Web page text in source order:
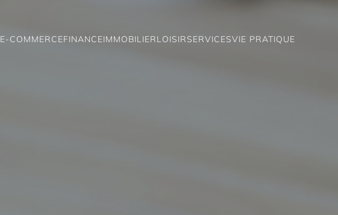
E-COMMERCEFINANCEIMMOBILIERLOISIRSERVICESVIE PRATIQUE